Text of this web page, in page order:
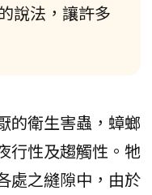
說法，讓許多
的衛生害蟲，蟑螂
行性及趨觸性。牠
處之縫隙中，由於